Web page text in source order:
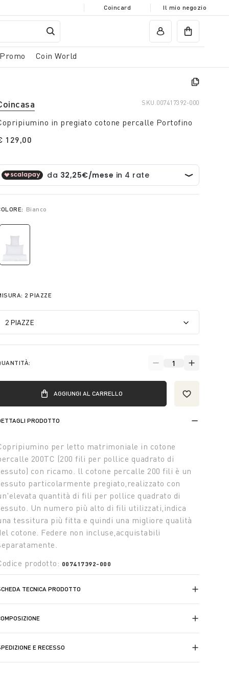
Coincard Il mio negozio
Promo Coin World
SKU.007417392-000
in pregiato cotone percalle Portofino
129,00
Bianco
2 PIAZZE
AGGIUNGI AL CARRELLO
PRODOTTO
per letto matrimoniale in cotone
200TC (200 fili per pollice quadrato di
con ricamo. ll cotone percalle 200 fili è un
particolarmente pregiato,realizzato con
quantità di fili per pollice quadrato di
Un numero più alto di fili utilizzati,indica
tessitura più fitta e quindi una migliore qualità
cotone. Federe non incluse,acquistabili
prodotto: 007417392-000
TECNICA PRODOTTO
E RECESSO